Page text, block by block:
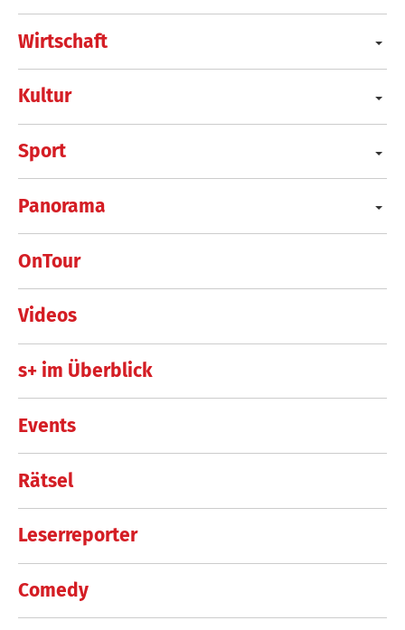
Wirtschaft
Kultur
Sport
Panorama
OnTour
Videos
s+ im Überblick
Events
Rätsel
Leserreporter
Comedy